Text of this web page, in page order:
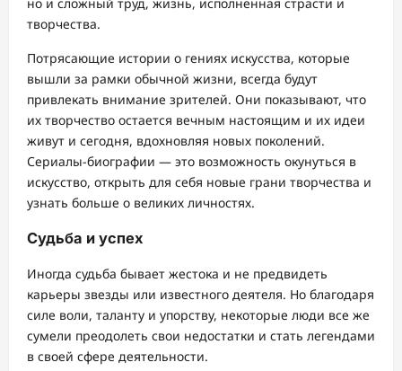
творчества.
Потрясающие истории о гениях искусства, которые
вышли за рамки обычной жизни, всегда будут
привлекать внимание зрителей. Они показывают, что
их творчество остается вечным настоящим и их идеи
живут и сегодня, вдохновляя новых поколений.
Сериалы-биографии — это возможность окунуться в
искусство, открыть для себя новые грани творчества и
узнать больше о великих личностях.
Судьба и успех
Иногда судьба бывает жестока и не предвидеть
карьеры звезды или известного деятеля. Но благодаря
силе воли, таланту и упорству, некоторые люди все же
сумели преодолеть свои недостатки и стать легендами
в своей сфере деятельности.